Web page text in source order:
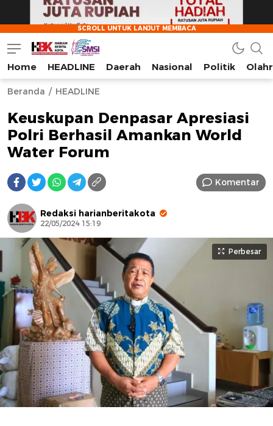
HarianBeritaKota
Mengabarkan Setiap Detil, Sudut, dan Cerita Kota
Home HEADLINE Daerah Nasional Politik
Beranda HEADLINE
Keuskupan Denpasar Apresiasi
Polri Berhasil Amankan World
Water Forum
Komentar
Redaksi harianberitakota
22/05/2024 15:19
Perbesar